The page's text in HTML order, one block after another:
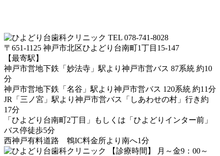
TEL 078-741-8028
〒651-1125 神戸市北区ひよどり台南町1丁目15-147
【最寄駅】
神戸市営地下鉄「妙法寺」駅より神戸市営バス 87系統 約10
分
神戸市営地下鉄「名谷」駅より神戸市営バス 120系統 約11分
JR「三ノ宮」駅より神戸市営バス「しあわせの村」行き約
17分
「ひよどり台南町2丁目」もしくは「ひよどりインター前」
バス停徒歩5分
西神戸有料道路 鵯IC料金所より南へ1分
【診療時間】 月～金9：00～